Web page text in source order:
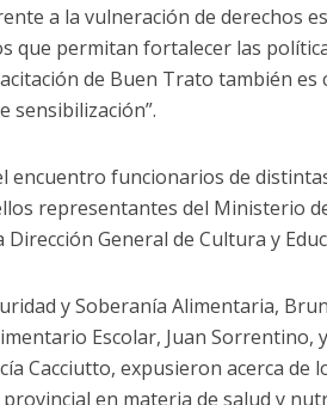
a la vulneración de derechos
que permitan fortalecer las
de Buen Trato también es
sensibilización”.
encuentro funcionarios de
representantes del Ministerio
General de Cultura y
y Soberanía Alimentaria,
Escolar, Juan Sorrentino,
Cacciutto, expusieron acerca de
en materia de salud y